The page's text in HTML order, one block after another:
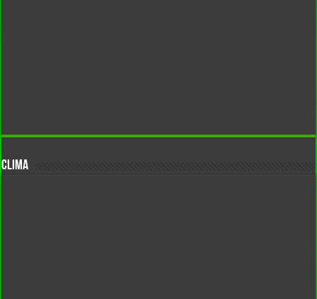
CLIMA